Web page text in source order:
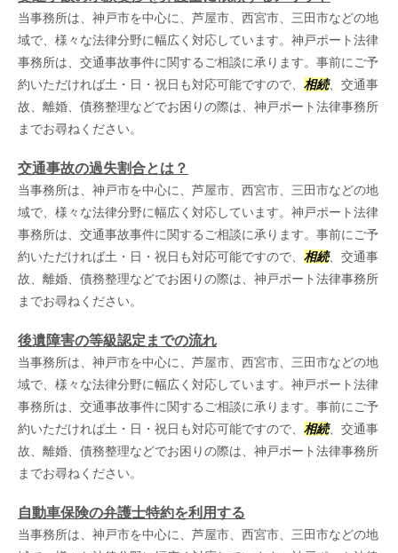
当事務所は、神戸市を中心に、芦屋市、西宮市、三田市などの地
域で、様々な法律分野に幅広く対応しています。神戸ポート法律
事務所は、交通事故事件に関するご相談に承ります。事前にご予
約いただければ土・日・祝日も対応可能ですので、 相続、交通事
故、離婚、債務整理などでお困りの際は、神戸ポート法律事務所
までお尋ねください。
交通事故の過失割合とは？
当事務所は、神戸市を中心に、芦屋市、西宮市、三田市などの地
域で、様々な法律分野に幅広く対応しています。神戸ポート法律
事務所は、交通事故事件に関するご相談に承ります。事前にご予
約いただければ土・日・祝日も対応可能ですので、 相続、交通事
故、離婚、債務整理などでお困りの際は、神戸ポート法律事務所
までお尋ねください。
後遺障害の等級認定までの流れ
当事務所は、神戸市を中心に、芦屋市、西宮市、三田市などの地
域で、様々な法律分野に幅広く対応しています。神戸ポート法律
事務所は、交通事故事件に関するご相談に承ります。事前にご予
約いただければ土・日・祝日も対応可能ですので、 相続、交通事
故、離婚、債務整理などでお困りの際は、神戸ポート法律事務所
までお尋ねください。
自動車保険の弁護士特約を利用する
当事務所は、神戸市を中心に、芦屋市、西宮市、三田市などの地